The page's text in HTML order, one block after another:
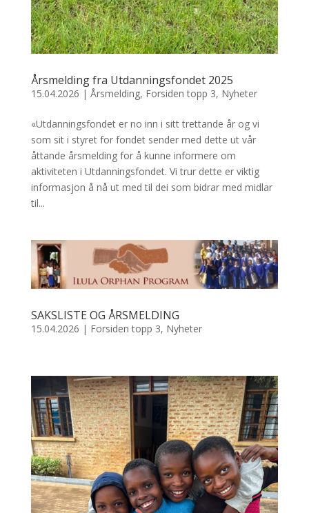
Årsmelding fra Utdanningsfondet 2025
15.04.2026 | Årsmelding, Forsiden topp 3, Nyheter
«Utdanningsfondet er no inn i sitt trettande år og vi
som sit i styret for fondet sender med dette ut vår
åttande årsmelding for å kunne informere om
aktiviteten i Utdanningsfondet. Vi trur dette er viktig
informasjon å nå ut med til dei som bidrar med midlar
til...
SAKSLISTE OG ÅRSMELDING
15.04.2026 | Forsiden topp 3, Nyheter